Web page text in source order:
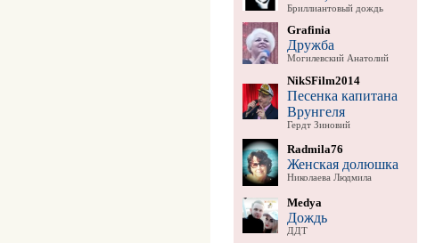
Бриллиантовый дождь
Grafinia
Дружба
Могилевский Анатолий
NikSFilm2014
Песенка капитана
Врунгеля
Гердт Зиновий
Radmila76
Женская долюшка
Николаева Людмила
Medya
Дождь
ДДТ